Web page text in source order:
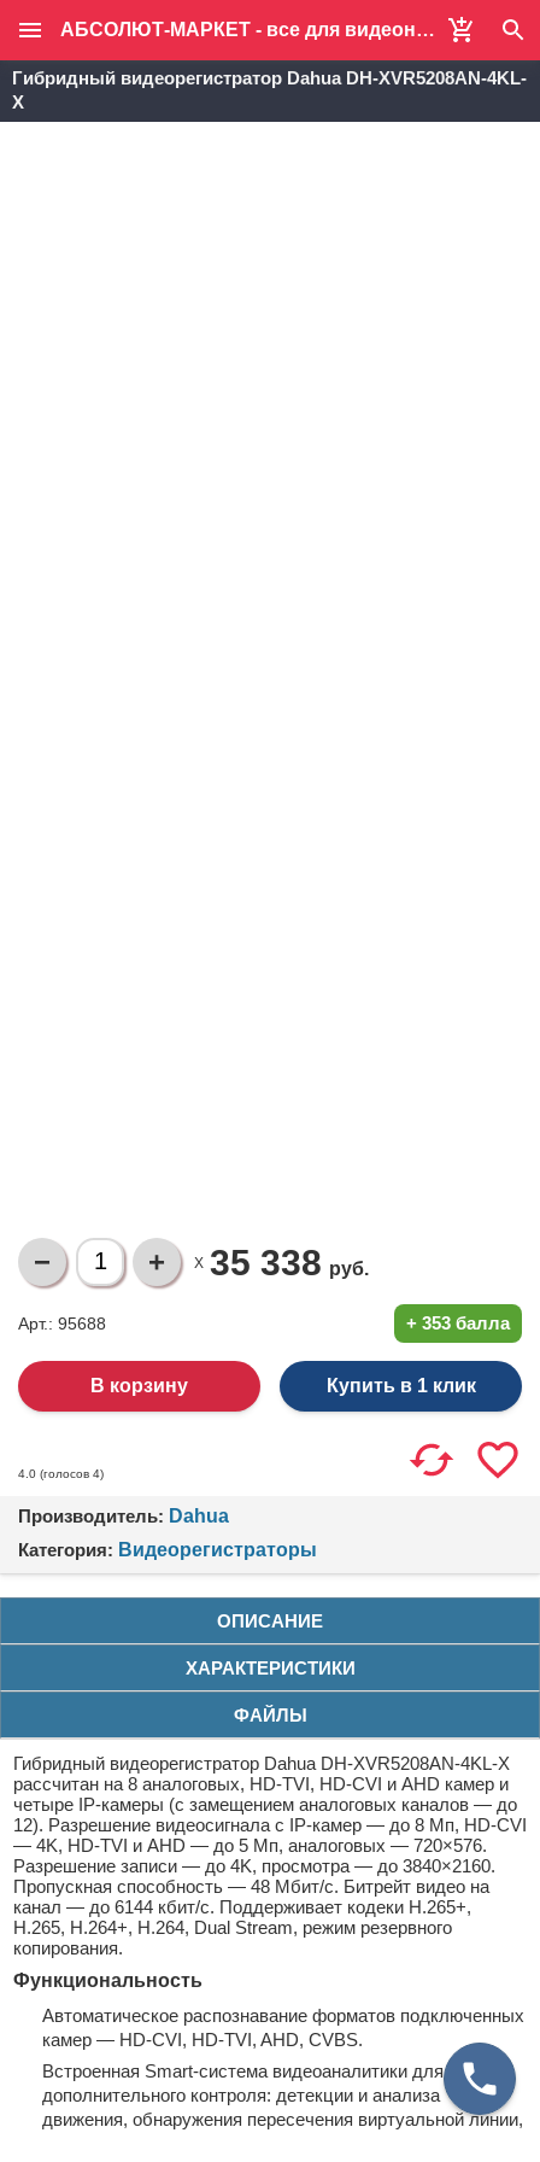
АБСОЛЮТ-МАРКЕТ - все для видеонаблюдения и систем безопасности
Гибридный видеорегистратор Dahua DH-XVR5208AN-4KL-
X
X 35 338 руб.
Арт.: 95688 + 353 балла
Купить в 1 клик
4.0 (голосов 4)
Производитель: Dahua
Категория: Видеорегистраторы
ОПИСАНИЕ
ХАРАКТЕРИСТИКИ
ФАЙЛЫ
Гибридный видеорегистратор Dahua DH-XVR5208AN-4KL-X
рассчитан на 8 аналоговых, HD-TVI, HD-CVI и AHD камер и
четыре IP-камеры (с замещением аналоговых каналов — до
12). Разрешение видеосигнала с IP-камер — до 8 Мп, HD-CVI
— 4K, HD-TVI и AHD — до 5 Мп, аналоговых — 720×576.
Разрешение записи — до 4K, просмотра — до 3840×2160.
Пропускная способность — 48 Мбит/с. Битрейт видео на
канал — до 6144 кбит/с. Поддерживает кодеки H.265+,
H.265, H.264+, H.264, Dual Stream, режим резервного
копирования.
Функциональность
Автоматическое распознавание форматов подключенных
камер — HD-CVI, HD-TVI, AHD, CVBS.
Встроенная Smart-система видеоаналитики для
дополнительного контроля: детекции и анализа
движения, обнаружения пересечения виртуальной линии,